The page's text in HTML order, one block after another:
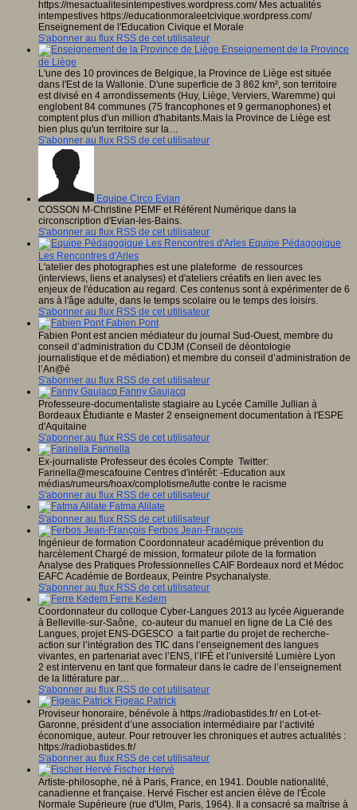
https://mesactualitesintempestives.wordpress.com/ Mes actualités
intempestives https://educationmoraleetcivique.wordpress.com/
Enseignement de l'Education Civique et Morale
S'abonner au flux RSS de cet utilisateur
Enseignement de la Province
de Liège
L'une des 10 provinces de Belgique, la Province de Liège est située
dans l'Est de la Wallonie. D'une superficie de 3 862 km², son territoire
est divisé en 4 arrondissements (Huy, Liège, Verviers, Waremme) qui
englobent 84 communes (75 francophones et 9 germanophones) et
comptent plus d'un million d'habitants.Mais la Province de Liège est
bien plus qu'un territoire sur la…
S'abonner au flux RSS de cet utilisateur
Equipe Circo Evian
COSSON M-Christine PEMF et Référent Numérique dans la
circonscription d'Evian-les-Bains.
S'abonner au flux RSS de cet utilisateur
Equipe Pédagogique
Les Rencontres d'Arles
L'atelier des photographes est une plateforme de ressources
(interviews, liens et analyses) et d'ateliers créatifs en lien avec les
enjeux de l'éducation au regard. Ces contenus sont à expérimenter de 6
ans à l'âge adulte, dans le temps scolaire ou le temps des loisirs.
S'abonner au flux RSS de cet utilisateur
Fabien Pont
Fabien Pont est ancien médiateur du journal Sud-Ouest, membre du
conseil d’administration du CDJM (Conseil de déontologie
journalistique et de médiation) et membre du conseil d’administration de
l’An@é
S'abonner au flux RSS de cet utilisateur
Fanny Gaujacq
Professeure-documentaliste stagiaire au Lycée Camille Jullian à
Bordeaux Étudiante e Master 2 enseignement documentation à l'ESPE
d'Aquitaine
S'abonner au flux RSS de cet utilisateur
Farinella
Ex-journaliste Professeur des écoles Compte Twitter:
Farinella@mescafouine Centres d'intérêt: -Education aux
médias/rumeurs/hoax/complotisme/lutte contre le racisme
S'abonner au flux RSS de cet utilisateur
Fatma Alilate
S'abonner au flux RSS de cet utilisateur
Ferbos Jean-François
Ingénieur de formation Coordonnateur académique prévention du
harcèlement Chargé de mission, formateur pilote de la formation
Analyse des Pratiques Professionnelles CAIF Bordeaux nord et Médoc
EAFC Académie de Bordeaux, Peintre Psychanalyste.
S'abonner au flux RSS de cet utilisateur
Ferre Kedem
Coordonnateur du colloque Cyber-Langues 2013 au lycée Aiguerande
à Belleville-sur-Saône, co-auteur du manuel en ligne de La Clé des
Langues, projet ENS-DGESCO a fait partie du projet de recherche-
action sur l’intégration des TIC dans l’enseignement des langues
vivantes, en partenariat avec l’ENS, l’IFÉ et l’université Lumière Lyon
2 est intervenu en tant que formateur dans le cadre de l’enseignement
de la littérature par…
S'abonner au flux RSS de cet utilisateur
Figeac Patrick
Proviseur honoraire, bénévole à https://radiobastides.fr/ en Lot-et-
Garonne, président d’une association intermédiaire par l’activité
économique, auteur. Pour retrouver les chroniques et autres actualités :
https://radiobastides.fr/
S'abonner au flux RSS de cet utilisateur
Fischer Hervé
Artiste-philosophe, né à Paris, France, en 1941. Double nationalité,
canadienne et française. Hervé Fischer est ancien élève de l'École
Normale Supérieure (rue d'Ulm, Paris, 1964). Il a consacré sa maîtrise à